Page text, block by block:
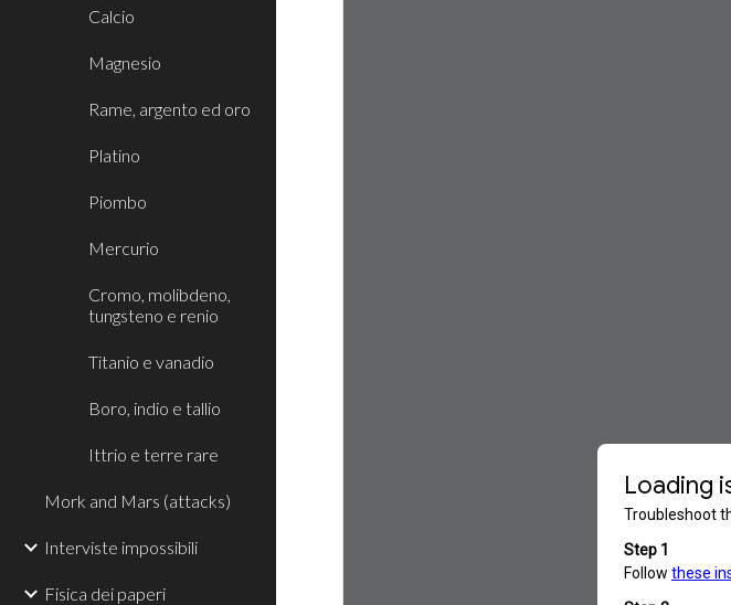
Calcio
Magnesio
Rame, argento ed oro
Platino
Piombo
Mercurio
Cromo, molibdeno,
tungsteno e renio
Titanio e vanadio
Boro, indio e tallio
Ittrio e terre rare
Mork and Mars (attacks)
Interviste impossibili
Fisica dei paperi